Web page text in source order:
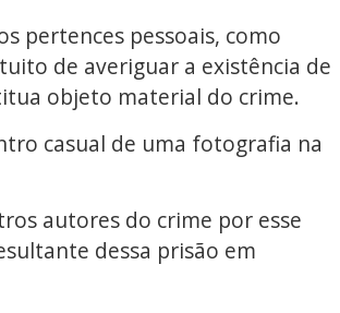
pertences pessoais, como
de averiguar a existência de
objeto material do crime.
casual de uma fotografia na
autores do crime por esse
dessa prisão em